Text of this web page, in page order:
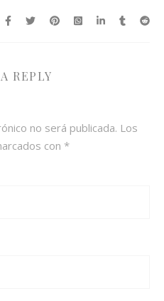
REPLY
no será publicada. Los
con *